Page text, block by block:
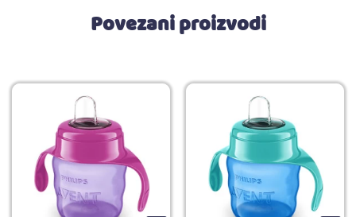
Povezani proizvodi